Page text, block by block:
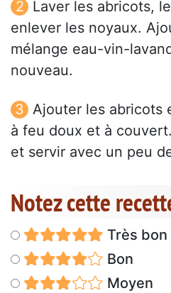
Laver les abricots,
enlever les noyaux.
mélange eau-vin-
nouveau.
Ajouter les abricots
à feu doux et à
et servir avec un peu
Notez cette
Très bon
Bon
Moyen